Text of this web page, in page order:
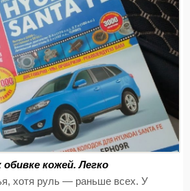
кожей. Легко
хотя руль — раньше всех. У